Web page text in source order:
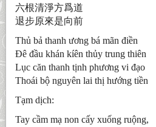
六根清淨方爲道
退步原來是向前
Thủ bả thanh ương bá mãn điền
Đê đầu khán kíên thủy trung thiên
Lục căn thanh tịnh phương vi đạo
Thoái bộ nguyên lai thị hướng tiền
Tạm dịch:
Tay cầm mạ non cấy xuống ruộng,